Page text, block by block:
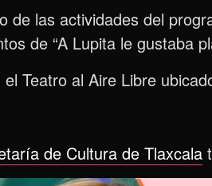
las actividades del
de “A Lupita le gustaba
Teatro al Aire Libre
de Cultura de Tlaxcala